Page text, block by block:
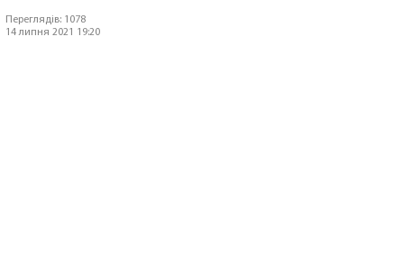
Переглядів: 1078
14 липня 2021 19:20